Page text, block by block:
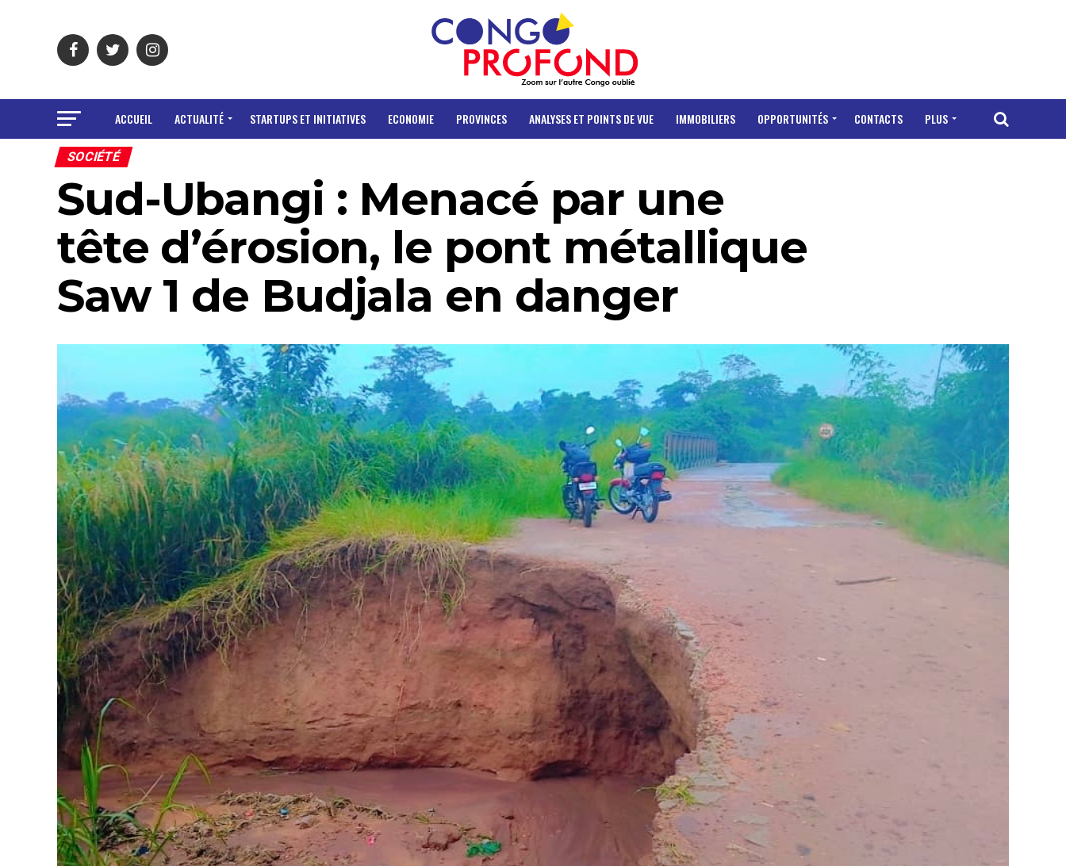
ACCUEIL ACTUALITÉ STARTUPS ET INITIATIVES ECONOMIE PROVINCES ANALYSES ET POINTS DE VUE IMMOBILIERS OPPORTUNITÉS CONTACTS PLUS
SOCIÉTÉ
Sud-Ubangi : Menacé par une
tête d’érosion, le pont métallique
Saw 1 de Budjala en danger